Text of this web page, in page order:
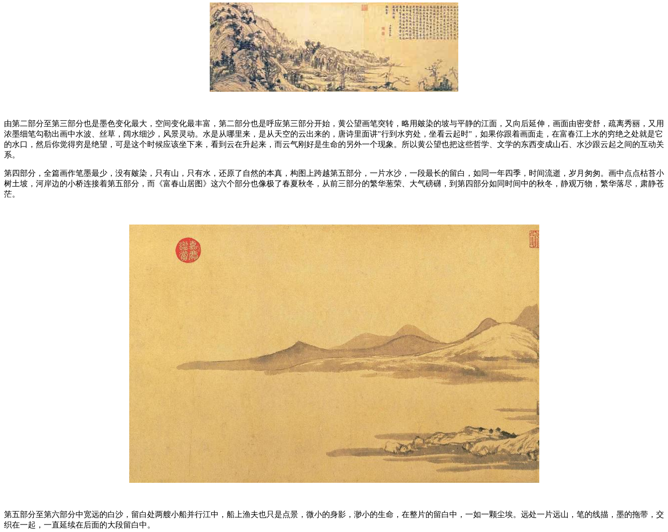
由第二部分至第三部分也是墨色变化最大，空间变化最丰富，第二部分也是呼应第三部分开始，黄公望画笔突转，略用皴染的坡与平静的江面，又向后延伸，画面由密变舒，疏离秀丽，又用
浓墨细笔勾勒出画中水波、丝草，阔水细沙，风景灵动。水是从哪里来，是从天空的云出来的，唐诗里面讲"行到水穷处，坐看云起时"，如果你跟着画面走，在富春江上水的穷绝之处就是它
的水口，然后你觉得穷是绝望，可是这个时候应该坐下来，看到云在升起来，而云气刚好是生命的另外一个现象。所以黄公望也把这些哲学、文学的东西变成山石、水沙跟云起之间的互动关
系。
第四部分，全篇画作笔墨最少，没有皴染，只有山，只有水，还原了自然的本真，构图上跨越第五部分，一片水沙，一段最长的留白，如同一年四季，时间流逝，岁月匆匆。画中点点枯苔小
树土坡，河岸边的小桥连接着第五部分，而《富春山居图》这六个部分也像极了春夏秋冬，从前三部分的繁华葱荣、大气磅礴，到第四部分如同时间中的秋冬，静观万物，繁华落尽，肃静苍
茫。
第五部分至第六部分中宽远的白沙，留白处两艘小船并行江中，船上渔夫也只是点景，微小的身影，渺小的生命，在整片的留白中，一如一颗尘埃。远处一片远山，笔的线描，墨的拖带，交
织在一起，一直延续在后面的大段留白中。